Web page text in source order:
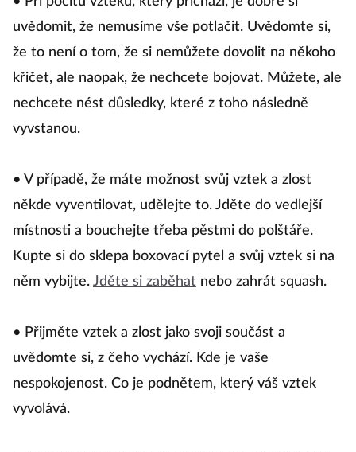
uvědomit, že nemusíme vše potlačit. Uvědomte si,
že to není o tom, že si nemůžete dovolit na někoho
křičet, ale naopak, že nechcete bojovat. Můžete, ale
nechcete nést důsledky, které z toho následně
vyvstanou.
• V případě, že máte možnost svůj vztek a zlost
někde vyventilovat, udělejte to. Jděte do vedlejší
místnosti a bouchejte třeba pěstmi do polštáře.
Kupte si do sklepa boxovací pytel a svůj vztek si na
něm vybijte. Jděte si zaběhat nebo zahrát squash.
• Přijměte vztek a zlost jako svoji součást a
uvědomte si, z čeho vychází. Kde je vaše
nespokojenost. Co je podnětem, který váš vztek
vyvolává.